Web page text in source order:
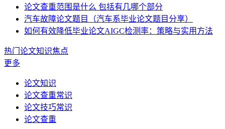
论文查重范围是什么 包括有几哪个部分
汽车故障论文题目（汽车系毕业论文题目分享）
如何有效降低毕业论文AIGC检测率：策略与实用方法
热门论文知识焦点
更多
论文知识
论文查重常识
论文技巧常识
论文查重